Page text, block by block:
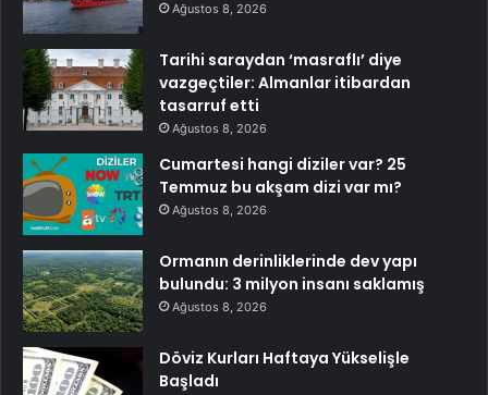
Ağustos 8, 2026
Tarihi saraydan ‘masraflı’ diye
vazgeçtiler: Almanlar itibardan
tasarruf etti
Ağustos 8, 2026
Cumartesi hangi diziler var? 25
Temmuz bu akşam dizi var mı?
Ağustos 8, 2026
Ormanın derinliklerinde dev yapı
bulundu: 3 milyon insanı saklamış
Ağustos 8, 2026
Döviz Kurları Haftaya Yükselişle
Başladı